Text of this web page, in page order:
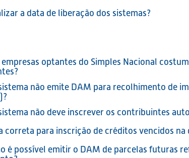
a data de liberação dos sistemas?
empresas optantes do Simples Nacional
não emite DAM para recolhimento de
não deve inscrever os contribuintes
correta para inscrição de créditos vencidos
é possível emitir o DAM de parcelas futuras